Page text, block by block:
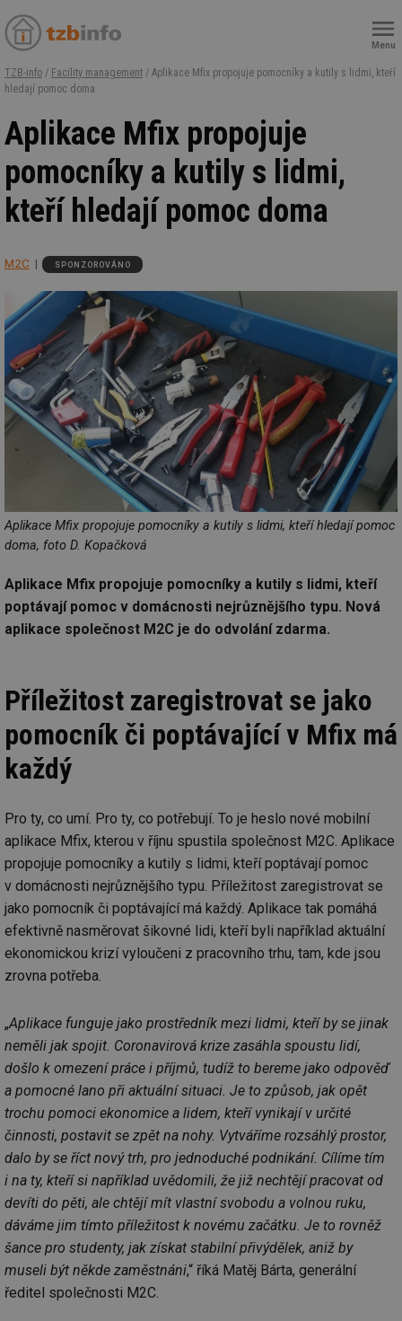
Menu
TZB-info / Facility management / Aplikace Mfix propojuje pomocníky a kutily s lidmi, kteří
hledají pomoc doma
Aplikace Mfix propojuje
pomocníky a kutily s lidmi,
kteří hledají pomoc doma
M2C SPONZOROVÁNO
Aplikace Mfix propojuje pomocníky a kutily s lidmi, kteří hledají pomoc
doma, foto D. Kopačková
Aplikace Mfix propojuje pomocníky a kutily s lidmi, kteří
poptávají pomoc v domácnosti nejrůznějšího typu. Nová
aplikace společnost M2C je do odvolání zdarma.
Příležitost zaregistrovat se jako
pomocník či poptávající v Mfix má
každý
Pro ty, co umí. Pro ty, co potřebují. To je heslo nové mobilní
aplikace Mfix, kterou v říjnu spustila společnost M2C. Aplikace
propojuje pomocníky a kutily s lidmi, kteří poptávají pomoc
v domácnosti nejrůznějšího typu. Příležitost zaregistrovat se
jako pomocník či poptávající má každý. Aplikace tak pomáhá
efektivně nasměrovat šikovné lidi, kteří byli například aktuální
ekonomickou krizí vyloučeni z pracovního trhu, tam, kde jsou
zrovna potřeba.
„Aplikace funguje jako prostředník mezi lidmi, kteří by se jinak
neměli jak spojit. Coronavirová krize zasáhla spoustu lidí,
došlo k omezení práce i příjmů, tudíž to bereme jako odpověď
a pomocné lano při aktuální situaci. Je to způsob, jak opět
trochu pomoci ekonomice a lidem, kteří vynikají v určité
činnosti, postavit se zpět na nohy. Vytváříme rozsáhlý prostor,
dalo by se říct nový trh, pro jednoduché podnikání. Cílíme tím
i na ty, kteří si například uvědomili, že již nechtějí pracovat od
devíti do pěti, ale chtějí mít vlastní svobodu a volnou ruku,
dáváme jim tímto příležitost k novému začátku. Je to rovněž
šance pro studenty, jak získat stabilní přivýdělek, aniž by
museli být někde zaměstnáni,“ říká Matěj Bárta, generální
ředitel společnosti M2C.